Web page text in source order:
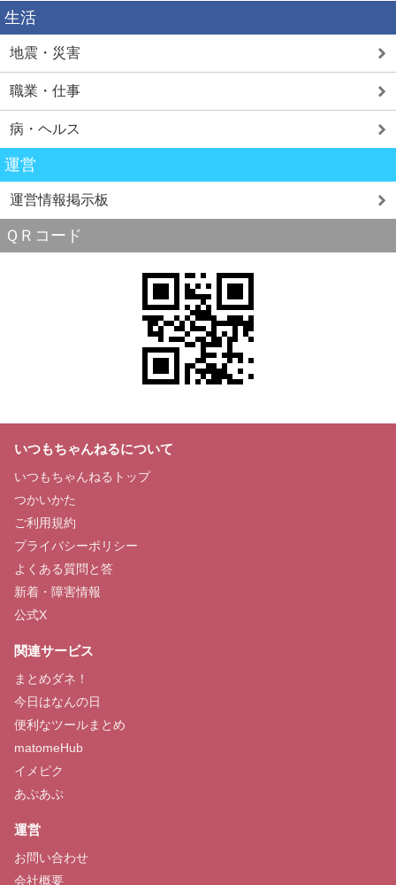
生活
地震・災害
職業・仕事
病・ヘルス
運営
運営情報掲示板
ＱＲコード
いつもちゃんねるについて
いつもちゃんねるトップ
つかいかた
ご利用規約
プライバシーポリシー
よくある質問と答
新着・障害情報
公式X
関連サービス
まとめダネ！
今日はなんの日
便利なツールまとめ
matomeHub
イメピク
あぷあぷ
運営
お問い合わせ
会社概要